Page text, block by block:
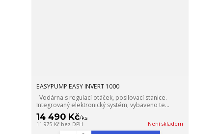
EASYPUMP EASY INVERT 1000
Vodárna s regulací otáček, posilovací stanice.
Integrovaný elektronický systém, vybaveno te...
14 490 Kč/ks
11 975 Kč bez DPH Není skladem